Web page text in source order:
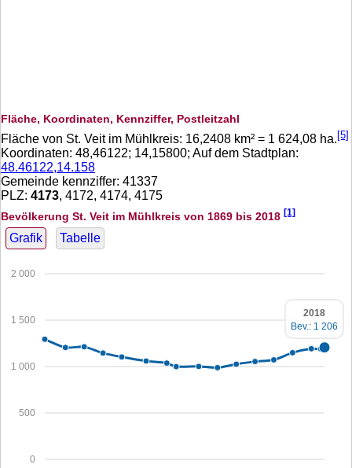
Fläche, Koordinaten, Kennziffer, Postleitzahl
Fläche von St. Veit im Mühlkreis: 16,2408 km² = 1 624,08 ha. [5]
Koordinaten: 48,46122; 14,15800; Auf dem Stadtplan:
48.46122,14.158
Gemeinde kennziffer: 41337
PLZ: 4173, 4172, 4174, 4175
Bevölkerung St. Veit im Mühlkreis von 1869 bis 2018 [1]
Grafik Tabelle
0
500
1 000
1 500
2 000
2018
Bev.: 1 206